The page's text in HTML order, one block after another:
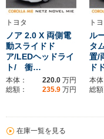
トヨタ
ノア 2.0 X 両側電
動スライドド
ア/LEDヘッドライ
ト/ 衝…
本体： 220.0 万円
総額：
235.9 万円
ト
ル
タ
置/
ド
本体
総額
在庫一覧を見る